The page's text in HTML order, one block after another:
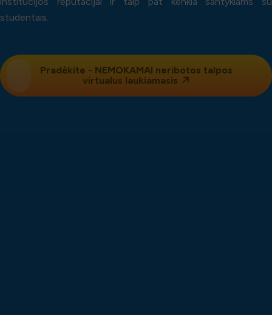
studentais.
Pradėkite - NEMOKAMAI neribotos talpos
virtualus laukiamasis